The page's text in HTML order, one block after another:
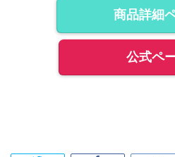
商品詳細
公式ペ